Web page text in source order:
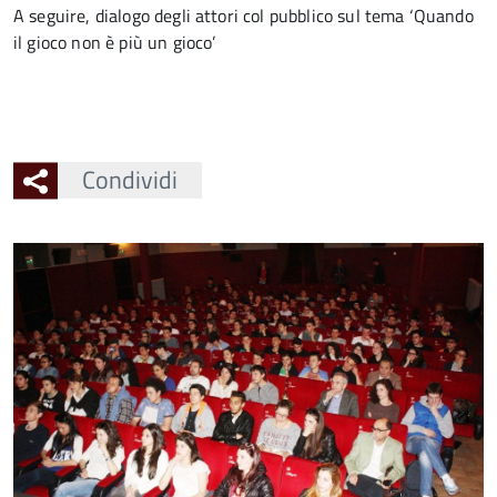
A seguire, dialogo degli attori col pubblico sul tema ‘Quando
il gioco non è più un gioco’
Condividi
Ingrandisci
l'immagine